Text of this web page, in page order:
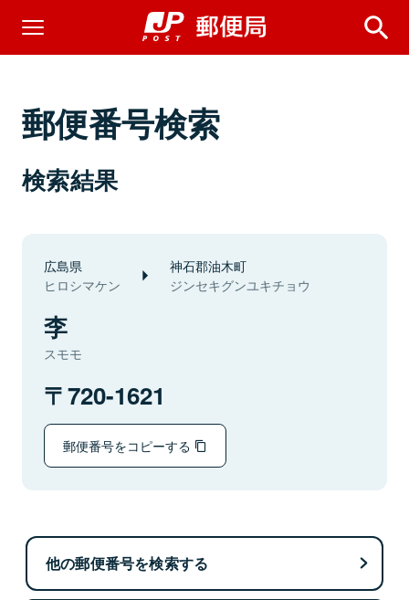
郵便番号検索
検索結果
広島県
ヒロシマケン
神石郡油木町
ジンセキグンユキチョウ
李
スモモ
720-1621
郵便番号をコピーする
他の郵便番号を検索する